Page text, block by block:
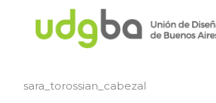
sara_torossian_cabezal